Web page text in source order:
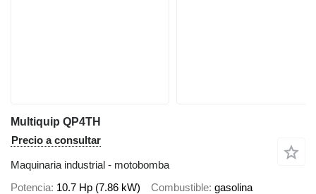
Multiquip QP4TH
Precio a consultar
Maquinaria industrial - motobomba
Potencia 10.7 Hp (7.86 kW) Combustible gasolina